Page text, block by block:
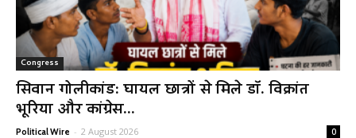
Congress
सिवान गोलीकांड: घायल छात्रों से मिले डॉ. विक्रांत
भूरिया और कांग्रेस...
Political Wire - 2 August 2026 0